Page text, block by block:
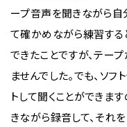
ープ音声を聞きながら自
て確かめながら練習する
できたことですが、テー
ませんでした。でも、ソ
トして聞くことができま
きながら録音して、それ